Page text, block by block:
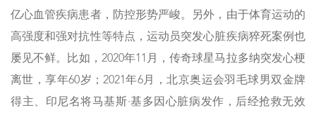
亿心血管疾病患者，防控形势严峻。另外，由于体育运动的
高强度和强对抗性等特点，运动员突发心脏疾病猝死案例也
屡见不鲜。比如，2020年11月，传奇球星马拉多纳突发心梗
离世，享年60岁；2021年6月，北京奥运会羽毛球男双金牌
得主、印尼名将马基斯·基多因心脏病发作，后经抢救无效